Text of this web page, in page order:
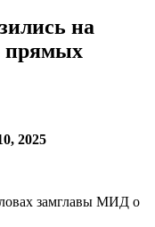
на
прямых
2025